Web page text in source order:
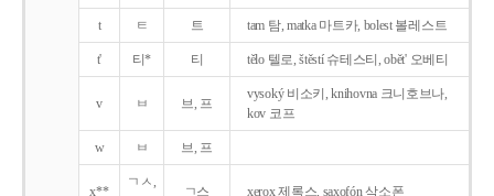
t ㅌ 트 tam 탐, matka 마트카, bolest 볼레스트
t' 티* 티 tělo 텔로, štěstí 슈테스티, obět' 오베티
v ㅂ 브, 프
vysoký 비소키, knihovna 크니호브나,
kov 코프
w ㅂ 브, 프
x**
ㄱㅅ,
ㄱ스 xerox 제록스, saxofón 삭소폰